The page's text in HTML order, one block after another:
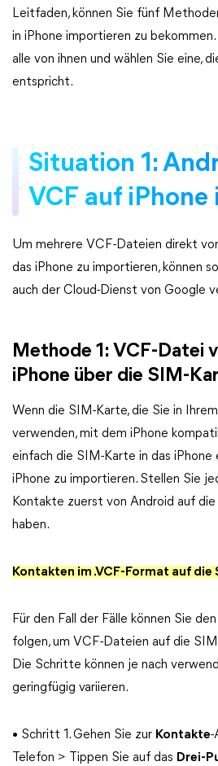
Leitfaden, können Sie fünf
in iPhone importieren zu
alle von ihnen und wählen Sie eine,
entspricht.
Situation 1:
VCF auf
Um mehrere VCF-Dateien direkt
das iPhone zu importieren, können
auch der Cloud-Dienst von Google
Methode 1: VCF-Datei
iPhone über die SIM-
Wenn die SIM-Karte, die Sie in
verwenden, mit dem iPhone
einfach die SIM-Karte in das iPhone
iPhone zu importieren. Stellen Sie
Kontakte zuerst von Android auf
haben.
Kontakten im .VCF-Format auf
Für den Fall der Fälle können Sie
folgen, um VCF-Dateien auf die
Die Schritte können je nach
geringfügig variieren.
• Schritt 1. Gehen Sie zur Kontakte-
Telefon > Tippen Sie auf das Drei-